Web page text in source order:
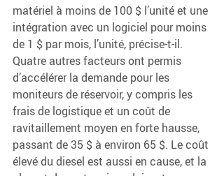
matériel à moins de 100 $ l’unité et une
intégration avec un logiciel pour moins
de 1 $ par mois, l’unité, précise-t-il.
Quatre autres facteurs ont permis
d’accélérer la demande pour les
moniteurs de réservoir, y compris les
frais de logistique et un coût de
ravitaillement moyen en forte hausse,
passant de 35 $ à environ 65 $. Le coût
élevé du diesel est aussi en cause, et la